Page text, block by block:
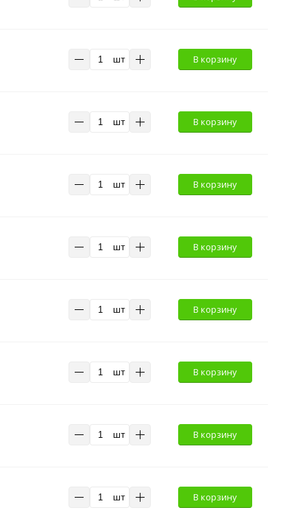
шт В корзину
шт В корзину
шт В корзину
шт В корзину
шт В корзину
шт В корзину
шт В корзину
шт В корзину